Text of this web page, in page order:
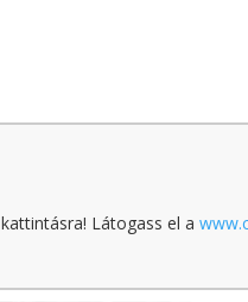
Látogass el a